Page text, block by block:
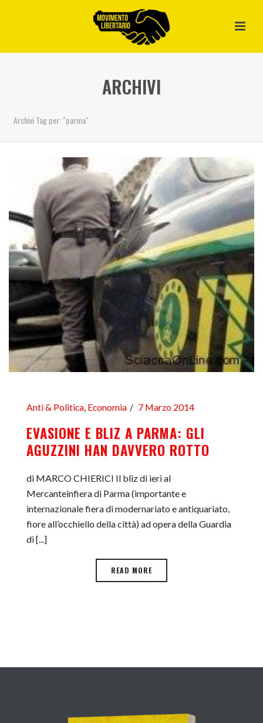
ARCHIVI
Archivi Tag per: "parma"
Anti & Politica, Economia 7 Marzo 2014
EVASIONE E BLIZ A PARMA: GLI
AGUZZINI HAN DAVVERO ROTTO
di MARCO CHIERICI Il bliz di ieri al
Mercanteinfiera di Parma (importante e
internazionale fiera di modernariato e antiquariato,
fiore all’occhiello della città) ad opera della Guardia
di [...]
READ MORE